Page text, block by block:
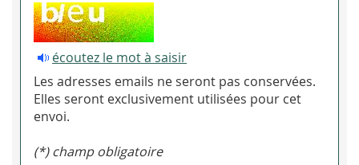
écoutez le mot à saisir
Les adresses emails ne seront pas conservées.
Elles seront exclusivement utilisées pour cet
envoi.
(*) champ obligatoire